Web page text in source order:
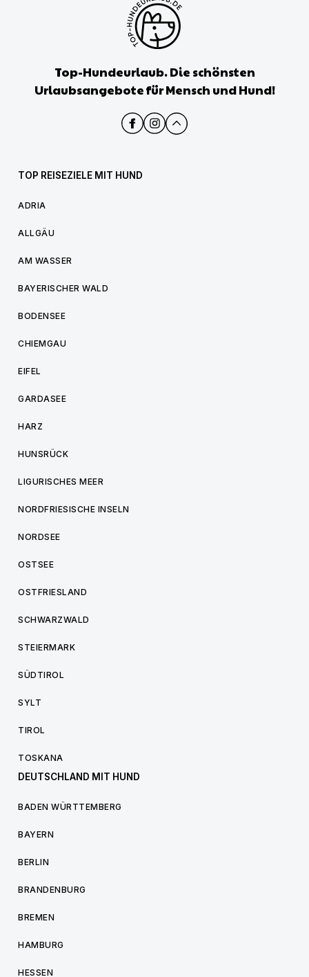
Top-Hundeurlaub. Die schönsten
Urlaubsangebote für Mensch und Hund!
TOP REISEZIELE MIT HUND
ADRIA
ALLGÄU
AM WASSER
BAYERISCHER WALD
BODENSEE
CHIEMGAU
EIFEL
GARDASEE
HARZ
HUNSRÜCK
LIGURISCHES MEER
NORDFRIESISCHE INSELN
NORDSEE
OSTSEE
OSTFRIESLAND
SCHWARZWALD
STEIERMARK
SÜDTIROL
SYLT
TIROL
TOSKANA
DEUTSCHLAND MIT HUND
BADEN WÜRTTEMBERG
BAYERN
BERLIN
BRANDENBURG
BREMEN
HAMBURG
HESSEN